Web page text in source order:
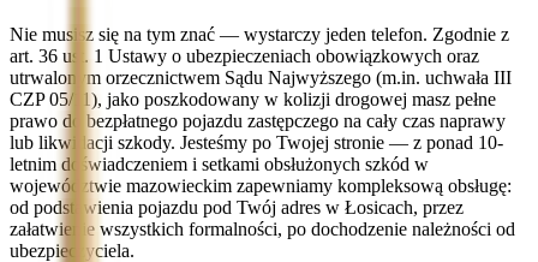
Nie musisz się na tym znać — wystarczy jeden telefon. Zgodnie z
art. 36 ust. 1 Ustawy o ubezpieczeniach obowiązkowych oraz
utrwalonym orzecznictwem Sądu Najwyższego (m.in. uchwała III
CZP 05/11), jako poszkodowany w kolizji drogowej masz pełne
prawo do bezpłatnego pojazdu zastępczego na cały czas naprawy
lub likwidacji szkody. Jesteśmy po Twojej stronie — z ponad 10-
letnim doświadczeniem i setkami obsłużonych szkód w
województwie mazowieckim zapewniamy kompleksową obsługę:
od podstawienia pojazdu pod Twój adres w Łosicach, przez
załatwienie wszystkich formalności, po dochodzenie należności od
ubezpieczyciela.